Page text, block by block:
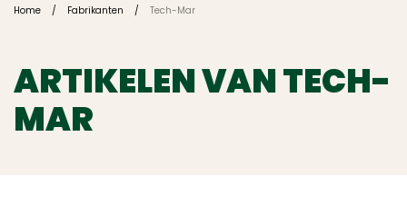
Home / Fabrikanten / Tech-Mar
ARTIKELEN VAN TECH-
MAR